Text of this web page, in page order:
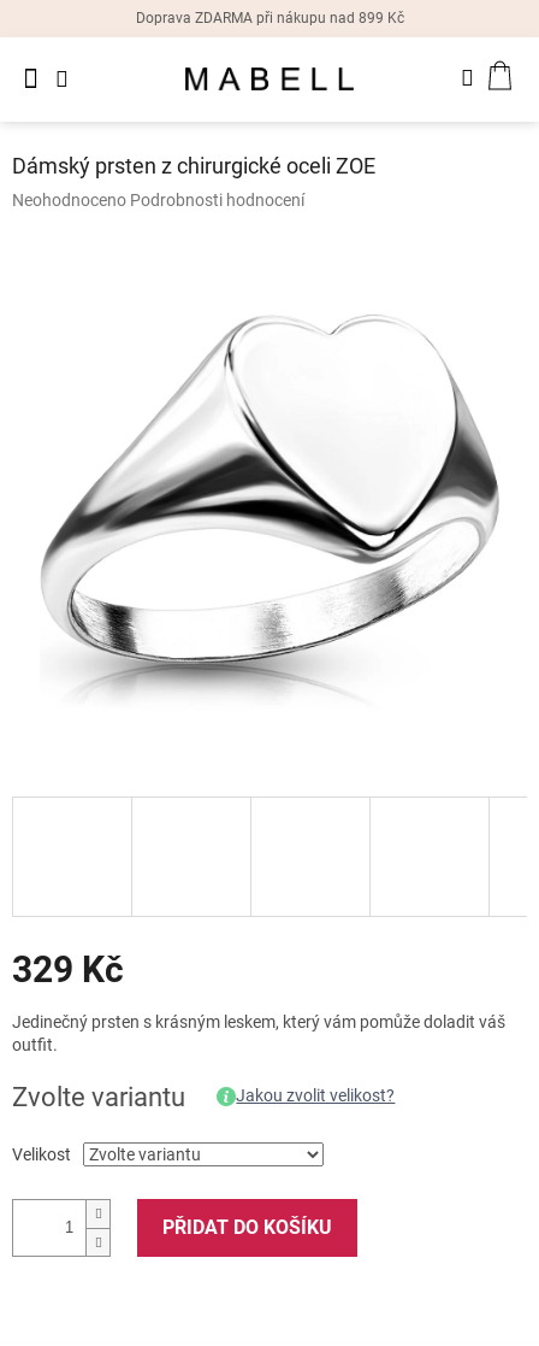
Doprava ZDARMA při nákupu nad 899 Kč
Dámské
náušnice
Doplňky
Slevy
Dámský prsten z chirurgické oceli ZOE
Průměrné
Neohodnoceno Podrobnosti hodnocení
329 Kč
cena:
Jedinečný prsten s krásným leskem, který vám pomůže doladit váš
outfit.
Zvolte variantu Jakou zvolit velikost?
Velikost
PŘIDAT DO KOŠÍKU